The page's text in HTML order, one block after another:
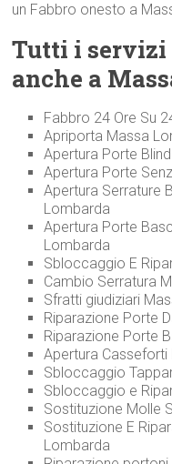
un Fabbro onesto a
Tutti i servizi
anche a
Fabbro 24 Ore Su
Apriporta Massa
Apertura Porte
Apertura Porte
Apertura Serrature
Lombarda
Apertura Porte
Lombarda
Sbloccaggio E
Cambio Serratura
Sfratti giudiziari
Riparazione Porte
Riparazione Porte
Apertura
Sbloccaggio
Sbloccaggio e
Sostituzione Molle
Sostituzione E
Lombarda